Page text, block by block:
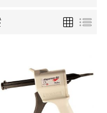
Сортируется
убыванию
Сетка